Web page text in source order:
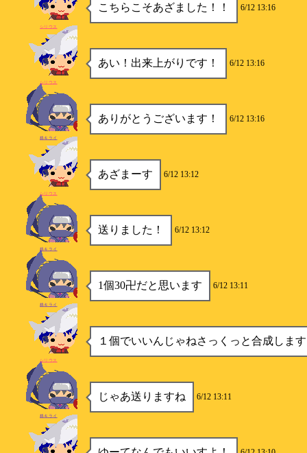
こちらこそあざました！！ 6/12 13:16
シリウス
あい！出来上がりです！ 6/12 13:16
シリウス
ありがとうございます！ 6/12 13:16
柊キライ
あざまーす 6/12 13:12
シリウス
送りました！ 6/12 13:12
柊キライ
1個30卍だと思います 6/12 13:11
柊キライ
１個でいいんじゃねさっくっと合成しま
シリウス
じゃあ送りますね 6/12 13:11
柊キライ